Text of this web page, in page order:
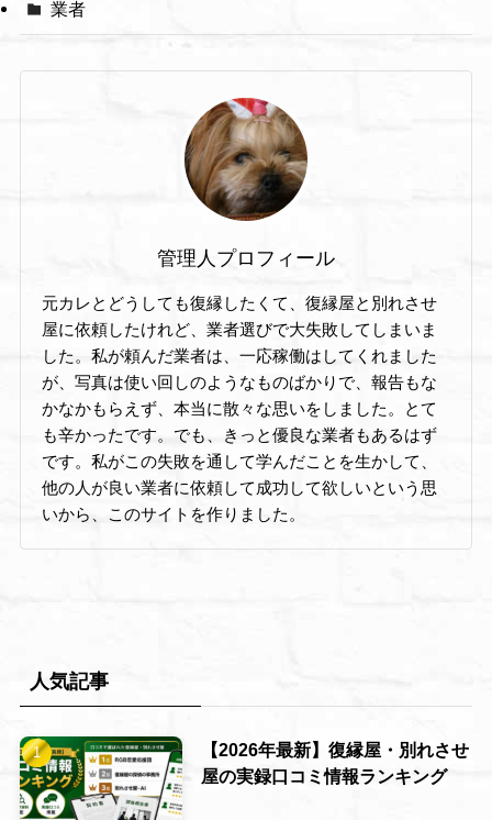
業者
管理人プロフィール
元カレとどうしても復縁したくて、復縁屋と別れさせ
屋に依頼したけれど、業者選びで大失敗してしまいま
した。私が頼んだ業者は、一応稼働はしてくれました
が、写真は使い回しのようなものばかりで、報告もな
かなかもらえず、本当に散々な思いをしました。とて
も辛かったです。でも、きっと優良な業者もあるはず
です。私がこの失敗を通して学んだことを生かして、
他の人が良い業者に依頼して成功して欲しいという思
いから、このサイトを作りました。
人気記事
【2026年最新】復縁屋・別れさせ
屋の実録口コミ情報ランキング